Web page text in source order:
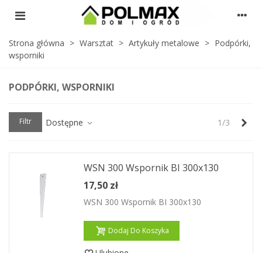
Strona główna > Warsztat > Artykuły metalowe > Podpórki,
wsporniki
PODPÓRKI, WSPORNIKI
Filtr Dostępne 1/3
WSN 300 Wspornik BI 300x130
17,50 zł
WSN 300 Wspornik BI 300x130
Dodaj Do Koszyka